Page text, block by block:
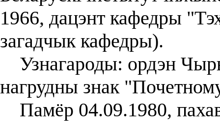
1966, дацэнт кафедры
загадчык кафедры).
Узнагароды: ордэн
нагрудны знак
Памёр 04.09.1980,